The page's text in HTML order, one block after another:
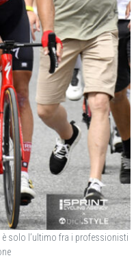
è solo l’ultimo fra i professionisti